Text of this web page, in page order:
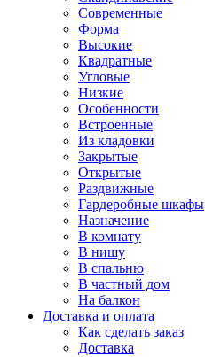
Современные
Форма
Высокие
Квадратные
Угловые
Низкие
Особенности
Встроенные
Из кладовки
Закрытые
Открытые
Раздвижные
Гардеробные шкафы
Назначение
В комнату
В нишу
В спальню
В частный дом
На балкон
Доставка и оплата
Как сделать заказ
Доставка